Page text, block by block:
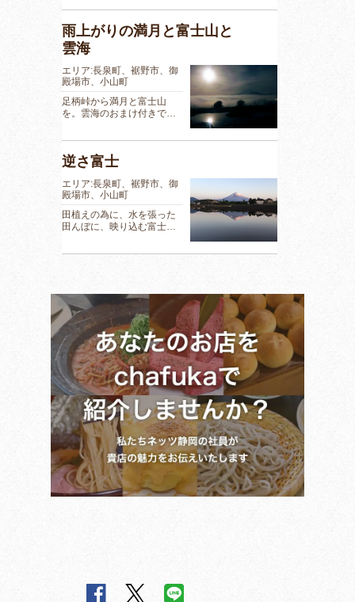
雨上がりの満月と富士山と
雲海
エリア:長泉町、裾野市、御
殿場市、小山町
足柄峠から満月と富士山
を。雲海のおまけ付きで…
逆さ富士
エリア:長泉町、裾野市、御
殿場市、小山町
田植えの為に、水を張った
田んぼに、映り込む富士…